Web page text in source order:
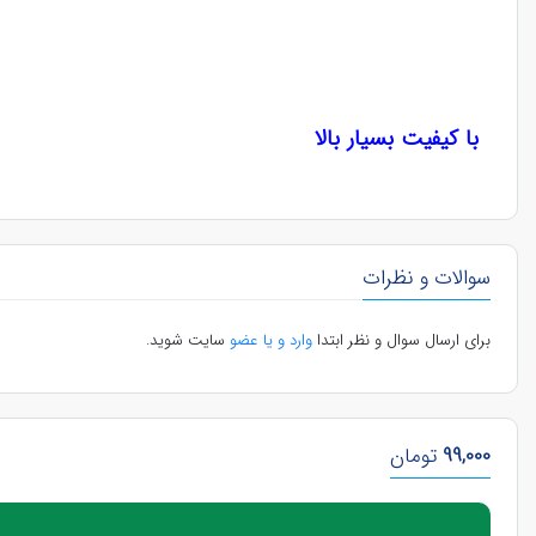
با کیفیت بسیار بالا
سوالات و نظرات
برای ارسال سوال و نظر ابتداوارد و یا عضو سایت شوید.
99,000 تومان